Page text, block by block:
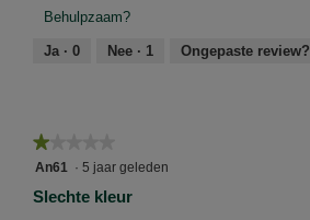
r
.
1
van
Behulpzaam?
Ja · 0 Nee · 1 Ongepaste review?
★★★★★
★★★★★
1
5
An61 · 5 jaar geleden
Slechte kleur